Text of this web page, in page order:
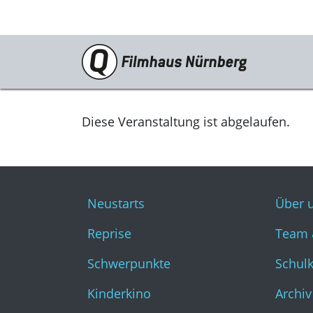
Programm
Neustarts
Kinderkino
Stummfilm
Cine International
Filmclub
Diese Veranstaltung ist abgelaufen.
Neustarts
Reprise
Schwerpunkte
Kinderkino
Über
Team
Archiv